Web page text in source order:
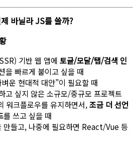
바닐라 JS를 쓸까?
기반 웹 앱에 토글/모달/탭/검색 인
을 빠르게 붙이고 싶을 때
운 현대적 대안”이 필요할 때
고 싶지 않은 소규모/중규모 프로젝트
워크플로우를 유지하면서,조금 더 선언
를 쓰고 싶을 때
만들고, 나중에 필요하면 React/Vue 등